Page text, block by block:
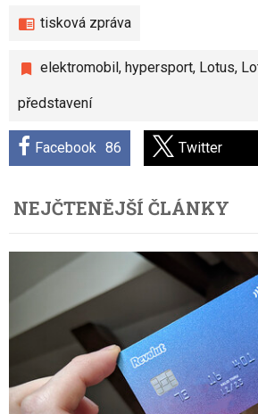
tisková zpráva
elektromobil, hypersport, Lotus,
představení
Facebook 86 Twitter
NEJČTENĚJŠÍ ČLÁNKY